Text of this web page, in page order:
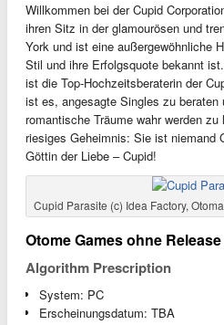
Willkommen bei der Cupid
ihren Sitz in der glamourösen und
York und ist eine außergewöhnliche
Stil und ihre Erfolgsquote bekannt
ist die Top-Hochzeitsberaterin der
ist es, angesagte Singles zu beraten
romantische Träume wahr werden
riesiges Geheimnis: Sie ist niemand
Göttin der Liebe – Cupid!
Cupid Parasite (c) Idea Factory,
Otome Games ohne Release
Algorithm Prescription
System: PC
Erscheinungsdatum: TBA